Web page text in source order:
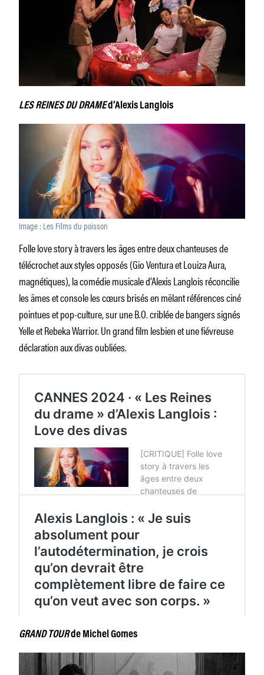
LES REINES DU DRAMEd’Alexis Langlois
Image : Les Films du poisson
Folle love story à travers les âges entre deux chanteuses de
télécrochet aux styles opposés (Gio Ventura et Louiza Aura,
magnétiques), la comédie musicale d’Alexis Langlois réconcilie
les âmes et console les cœurs brisés en mêlant références ciné
pointues et pop-culture, sur une B.O. criblée de bangers signés
Yelle et Rebeka Warrior. Un grand film lesbien et une fiévreuse
déclaration aux divas oubliées.
GRAND TOURde Michel Gomes